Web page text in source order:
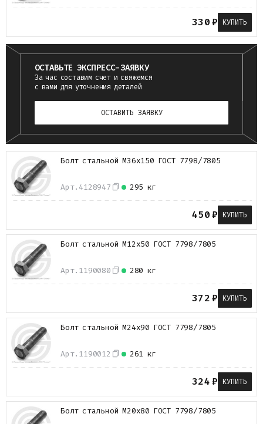
330₽ КУПИТЬ
ОСТАВЬТЕ ЭКСПРЕСС-ЗАЯВКУ
За час составим счет и свяжемся
с вами для уточнения деталей
ОСТАВИТЬ ЗАЯВКУ
Арт. 4128947 295 кг
Болт стальной М36х150 ГОСТ 7798/7805
450₽ КУПИТЬ
Арт. 1190080 280 кг
Болт стальной М12х50 ГОСТ 7798/7805
372₽ КУПИТЬ
Арт. 1190012 261 кг
Болт стальной М24х90 ГОСТ 7798/7805
324₽ КУПИТЬ
Болт стальной М20х80 ГОСТ 7798/7805